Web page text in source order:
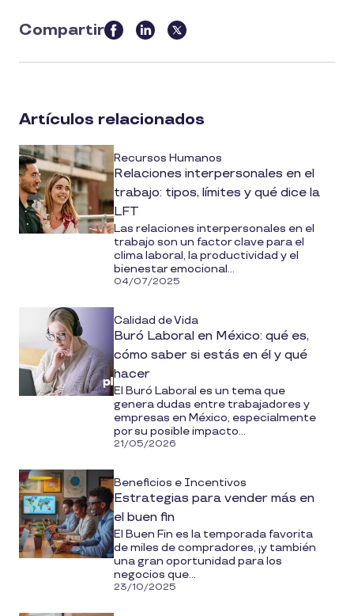
Compartir
this
article
media
Artículos relacionados
Recursos Humanos
Relaciones interpersonales en el
trabajo: tipos, límites y qué dice la
LFT
Las relaciones interpersonales en el
trabajo son un factor clave para el
clima laboral, la productividad y el
bienestar emocional...
04/07/2025
Calidad de Vida
Buró Laboral en México: qué es,
cómo saber si estás en él y qué
hacer
El Buró Laboral es un tema que
genera dudas entre trabajadores y
empresas en México, especialmente
por su posible impacto...
21/05/2026
Beneficios e Incentivos
Estrategias para vender más en
el buen fin
El Buen Fin es la temporada favorita
de miles de compradores, ¡y también
una gran oportunidad para los
negocios que...
23/10/2025